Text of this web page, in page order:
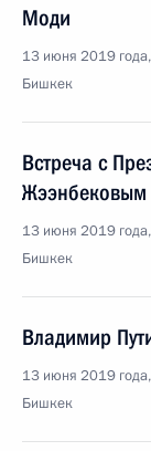
Моди
13 июня 2019
Бишкек
Встреча с
Жээнбековым
13 июня 2019
Бишкек
Владимир
13 июня 2019
Бишкек